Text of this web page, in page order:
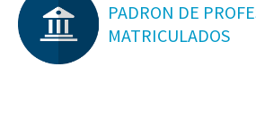
PADRON DE
MATRICULADOS